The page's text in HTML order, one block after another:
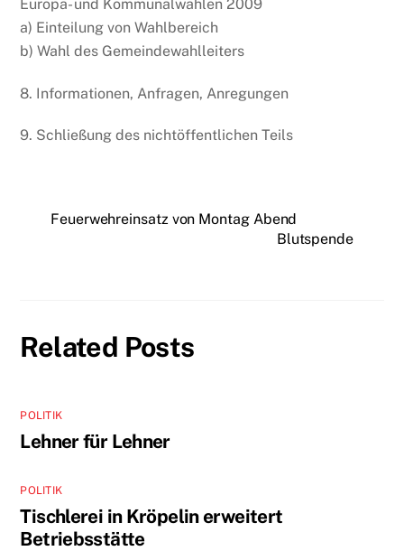
Europa- und Kommunalwahlen 2009
a) Einteilung von Wahlbereich
b) Wahl des Gemeindewahlleiters
8. Informationen, Anfragen, Anregungen
9. Schließung des nichtöffentlichen Teils
Feuerwehreinsatz von Montag Abend
Blutspende
Related Posts
POLITIK
Lehner für Lehner
POLITIK
Tischlerei in Kröpelin erweitert
Betriebsstätte